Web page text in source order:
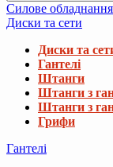
Силове обладнання
Диски та сети
Диски та
Гантелі
Штанги
Штанги з
Штанги з
Грифи
Гантелі